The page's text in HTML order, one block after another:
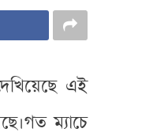
এই
ম্যাচে